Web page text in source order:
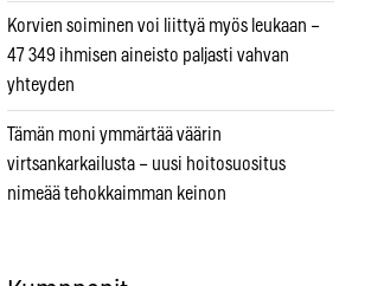
Korvien soiminen voi liittyä myös leukaan –
47 349 ihmisen aineisto paljasti vahvan
yhteyden
Tämän moni ymmärtää väärin
virtsankarkailusta – uusi hoitosuositus
nimeää tehokkaimman keinon